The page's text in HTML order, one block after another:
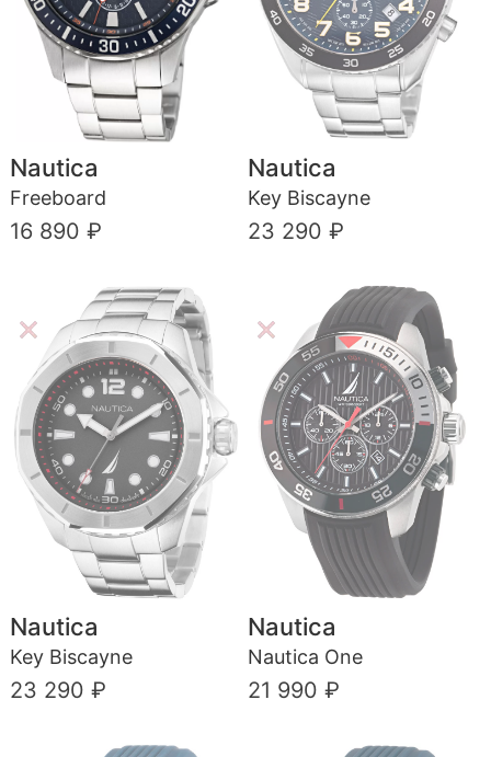
Nautica
Freeboard
16 890 ₽
Nautica
Key Biscayne
23 290 ₽
Nautica
Key Biscayne
23 290 ₽
Nautica
Nautica One
21 990 ₽